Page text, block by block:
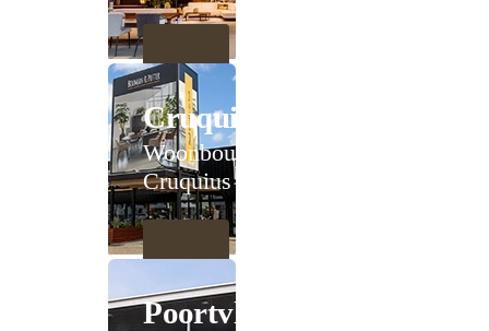
Cruquius
Woonboulevard
Cruquius
Poortvliet